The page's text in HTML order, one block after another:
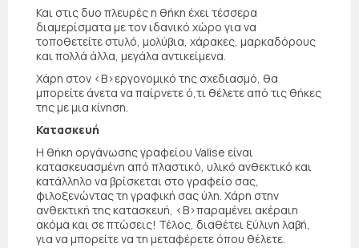
Και στις δυο πλευρές η θήκη έχει τέσσερα
διαμερίσματα με τον ιδανικό χώρο για να
τοποθετείτε στυλό, μολύβια, χάρακες, μαρκαδόρους
και πολλά άλλα, μεγάλα αντικείμενα.
Χάρη στον <Β>εργονομικό της σχεδιασμό, θα
μπορείτε άνετα να παίρνετε ό,τι θέλετε από τις θήκες
της με μια κίνηση.
Κατασκευή
Η θήκη οργάνωσης γραφείου Valise είναι
κατασκευασμένη από πλαστικό, υλικό ανθεκτικό και
κατάλληλο να βρίσκεται στο γραφείο σας,
φιλοξενώντας τη γραφική σας ύλη. Χάρη στην
ανθεκτική της κατασκευή, <Β>παραμένει ακέραιη
ακόμα και σε πτώσεις! Τέλος, διαθέτει ξύλινη λαβή,
για να μπορείτε να τη μεταφέρετε όπου θέλετε.